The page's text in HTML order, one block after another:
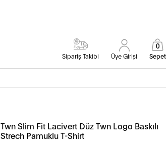
Sipariş Takibi Üye Girişi Sepet
0
Twn Slim Fit Lacivert Düz Twn Logo Baskılı
Strech Pamuklu T-Shirt